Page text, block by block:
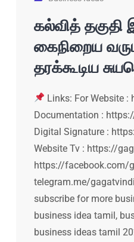
கல்வித் தகுதி
கைநிறைய
தரக்கூடிய
Links: For Website
Documentation :
Digital Signature :
Website Tv : https://
https://facebook.com/
telegram.me/
subscribe for more
business idea tamil,
business ideas tamil